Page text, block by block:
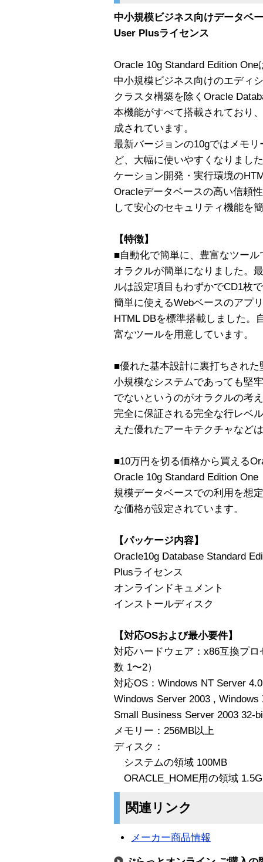
中小規模ビジネス向けデータベ
User Plusライセンス
Oracle 10g Standard Edition
中小規模ビジネス向けのエディ
クラスタ構築を除くOracle
本機能がすべて搭載されており
成されています。
最新バージョンの10gではメモ
ど、大幅に使いやすくなりまし
ケーション開発・実行環境の
Oracleデータベースの高い信頼
して安心のセキュリティ機能を
【特徴】
■自動化で簡単に、豊富なツール
オラクルが簡単になりました。
ルは設定項目もわずかでCD1枚
簡単に使えるWebベースのアプ
HTML DBを標準搭載しました。
富なツールを用意しています。
■優れた基本設計に裏打ちされ
小規模なシステムであっても堅
でないというのがオラクルの考
完全に保証される完全な行レベ
えた優れたアーキテクチャなど
■10万円を切る価格から買える
Oracle 10g Standard Edition
規模データベースでの利用を想
な価格が設定されています。
【パッケージ内容】
Oracle10g Database Standard
Plusライセンス
オンラインドキュメント
インストールディスク
【対応OSおよび最小要件】
対応ハードウェア：x86互換プ
数 1〜2）
対応OS：Windows NT Server
Windows Server 2003 ,
Small Business Server 2003 32-
メモリー：256MB以上
ディスク：
システムの領域 100MB
ORACLE_HOME用の領域
関連リンク
メーカー商品情報